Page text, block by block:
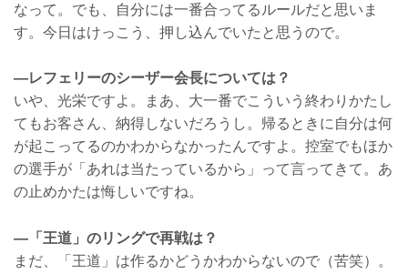
なって。でも、自分には一番合ってるルールだと思いま
す。今日はけっこう、押し込んでいたと思うので。
―レフェリーのシーザー会長については？
いや、光栄ですよ。まあ、大一番でこういう終わりかたし
てもお客さん、納得しないだろうし。帰るときに自分は何
が起こってるのかわからなかったんですよ。控室でもほか
の選手が「あれは当たっているから」って言ってきて。あ
の止めかたは悔しいですね。
―「王道」のリングで再戦は？
まだ、「王道」は作るかどうかわからないので（苦笑）。